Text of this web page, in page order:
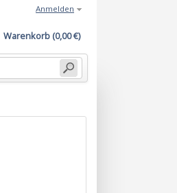
Warenkorb (0,00 €)
Anmelden